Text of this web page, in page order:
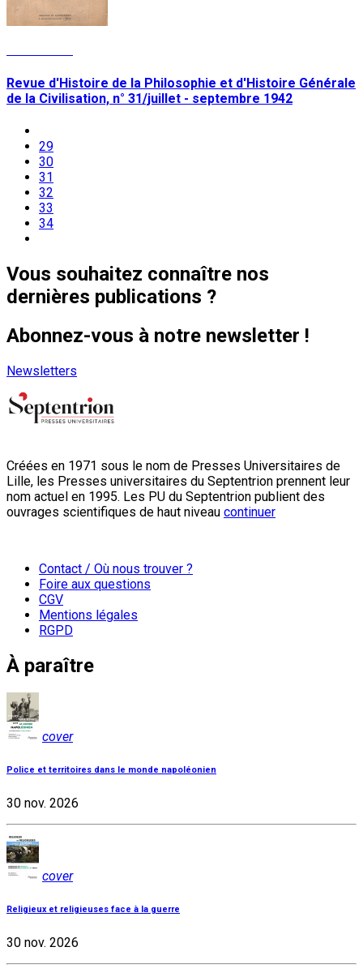
Revue d'Histoire de la Philosophie et d'Histoire Générale
de la Civilisation, n° 31/juillet - septembre 1942
29
30
31
32
33
34
Vous souhaitez connaître nos
dernières publications ?
Abonnez-vous à notre newsletter !
Newsletters
Créées en 1971 sous le nom de Presses Universitaires de
Lille, les Presses universitaires du Septentrion prennent leur
nom actuel en 1995. Les PU du Septentrion publient des
ouvrages scientifiques de haut niveau continuer
Contact / Où nous trouver ?
Foire aux questions
CGV
Mentions légales
RGPD
À paraître
cover
Police et territoires dans le monde napoléonien
30 nov. 2026
cover
Religieux et religieuses face à la guerre
30 nov. 2026